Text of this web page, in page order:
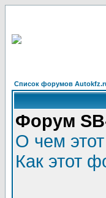
Список форумов
Форум
О чем
Как этот